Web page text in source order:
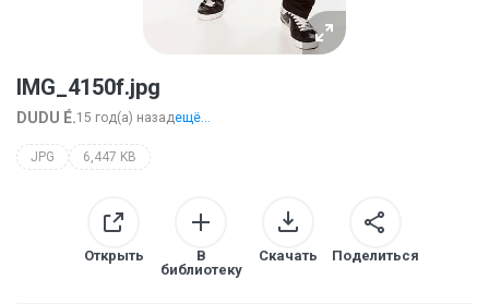
IMG_4150f.jpg
DUDU É.15 год(а) назадещё...
JPG 6,447 KB
Открыть
В
библиотеку
Скачать Поделиться